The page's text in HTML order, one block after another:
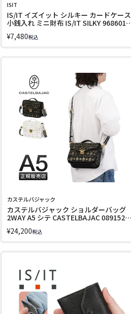
ISIT
IS/IT イズイット シルキー カードケース
小銭入れ ミニ財布 IS/IT SILKY 968601
¥7,480税込
カステルバジャック
カステルバジャック ショルダーバッグ
2WAY A5 シテ CASTELBAJAC 089152
¥24,200税込